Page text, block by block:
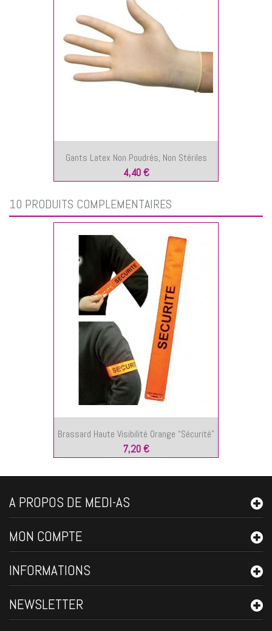
Gants Latex Non Poudrés, Non Stériles
4,40 €
10 PRODUITS COMPLÉMENTAIRES
Brassard Haute Visibilité Orange “Sécurité”
7,20 €
A PROPOS DE MEDI-AS
MON COMPTE
INFORMATIONS
NEWSLETTER